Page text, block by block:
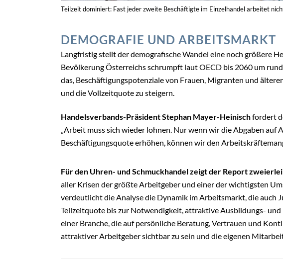
Teilzeit dominiert: Fast jeder zweite Beschäftigte im Einzelhandel arbeitet
DEMOGRAFIE UND ARBEITSMARKT
Langfristig stellt der demografische Wandel eine noch größere
Bevölkerung Österreichs schrumpft laut OECD bis 2060 um
das, Beschäftigungspotenziale von Frauen, Migranten und
und die Vollzeitquote zu steigern.
Handelsverbands-Präsident Stephan Mayer-Heinischfordert
„Arbeit muss sich wieder lohnen. Nur wenn wir die Abgaben auf
Beschäftigungsquote erhöhen, können wir den
Für den Uhren- und Schmuckhandel zeigt der Report
aller Krisen der größte Arbeitgeber und einer der wichtigsten
verdeutlicht die Analyse die Dynamik im Arbeitsmarkt, die auch
Teilzeitquote bis zur Notwendigkeit, attraktive Ausbildungs- und
einer Branche, die auf persönliche Beratung, Vertrauen und
attraktiver Arbeitgeber sichtbar zu sein und die eigenen